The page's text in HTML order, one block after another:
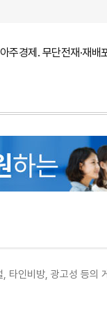
주경제. 무단전재·재배